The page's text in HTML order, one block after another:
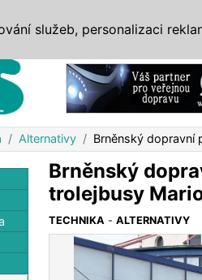
Alternativy Brněnský dopravní
Brněnský
trolejbusy
TECHNIKA -ALTERNATIVY
služeb, personalizaci